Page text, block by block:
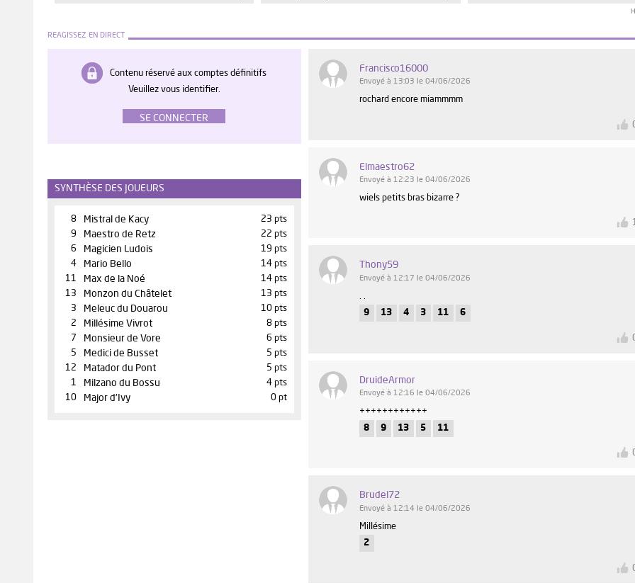
REAGISSEZ EN DIRECT
Contenu réservé aux comptes définitifs
Veuillez vous identifier.
SE CONNECTER
SYNTHÈSE DES JOUEURS
8 Mistral de Kacy
23 pts
9
Maestro de Retz
22 pts
6
Magicien Ludois
19 pts
4
Mario Bello
14 pts
11
Max de la Noé
14 pts
13
Monzon du Châtelet
13 pts
3
Meleuc du Douarou
10 pts
2
Millésime Vivrot
8 pts
7
Monsieur de Vore
6 pts
5
Medici de Busset
5 pts
12
Matador du Pont
5 pts
1
Milzano du Bossu
4 pts
10
Major d'Ivy 0 pt
Francisco16000
Envoyé à 13:03 le 04/06/2026
rochard encore miammmm
Elmaestro62
Envoyé à 12:23 le 04/06/2026
wiels petits bras bizarre ?
Thony59
Envoyé à 12:17 le 04/06/2026
9
13 4 3 11 6
DruideArmor
Envoyé à 12:16 le 04/06/2026
++++++++++++
8
9 13 5 11
Brudel72
Envoyé à 12:14 le 04/06/2026
Millésime
2